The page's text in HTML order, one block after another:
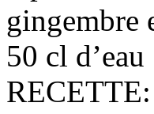
gingembre
50 cl d’eau
RECETTE: